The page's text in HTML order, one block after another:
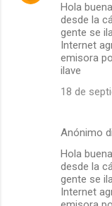
Hola
desde la
gente se
Internet
emisora
ilave
18 de
Anónimo
Hola
desde la
gente se
Internet